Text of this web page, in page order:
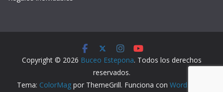
Copyright © 2026 Buceo Estepona. Todos los derechos
reservados.
Tema: ColorMagpor ThemeGrill. Funciona con WordPress